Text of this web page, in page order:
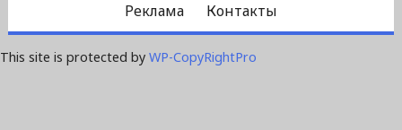
Реклама
Контакты
This site is protected by WP-CopyRightPro